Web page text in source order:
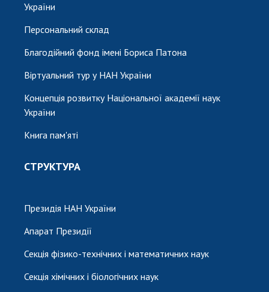
України
Персональний склад
Благодійний фонд імені Бориса Патона
Віртуальний тур у НАН України
Концепція розвитку Національної академії наук
України
Книга пам'яті
СТРУКТУРА
Президія НАН України
Апарат Президії
Секція фізико-технічних і математичних наук
Секція хімічних і біологічних наук